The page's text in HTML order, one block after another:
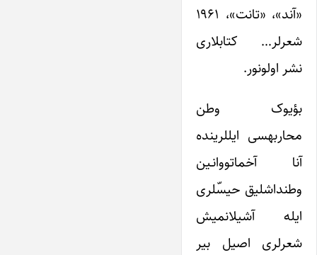
«آند»، «تانت»، ۱۹۶۱
شعرلر… کتابلاری
نشر اولونور.
بؤیوک وطن
محاربه‎سی ایل‎لرینده
آنا آخماتووانـین
وطنداشلیق حیس‎ّلری
ایله آشیلانمیش
شعرلری اصیل بیر